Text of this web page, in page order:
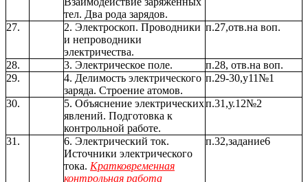
тел. Два рода зарядов.
27.
2. Электроскоп. Проводники
и непроводники
электричества.
п.27,отв.на воп.
28. 3. Электрическое поле.
п.28, отв.на воп.
29.
4. Делимость электрического
заряда. Строение атомов.
п.29-30,у11№1
30.
5. Объяснение электрических
явлений. Подготовка к
контрольной работе.
п.31,у.12№2
31.
6. Электрический ток.
Источники электрического
тока. Кратковременная
контрольная работа
п.32,задание6